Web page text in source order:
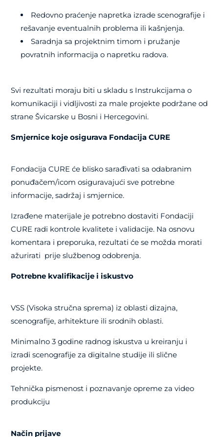
Redovno praćenje napretka izrade scenografije i
rešavanje eventualnih problema ili kašnjenja.
Saradnja sa projektnim timom i pružanje
povratnih informacija o napretku radova.
Svi rezultati moraju biti u skladu s Instrukcijama o
komunikaciji i vidljivosti za male projekte podržane od
strane Švicarske u Bosni i Hercegovini.
Smjernice koje osigurava Fondacija CURE
Fondacija CURE će blisko sarađivati sa odabranim
ponuđačem/icom osiguravajući sve potrebne
informacije, sadržaj i smjernice.
Izrađene materijale je potrebno dostaviti Fondaciji
CURE radi kontrole kvalitete i validacije. Na osnovu
komentara i preporuka, rezultati će se možda morati
ažurirati prije službenog odobrenja.
Potrebne kvalifikacije i iskustvo
VSS (Visoka stručna sprema) iz oblasti dizajna,
scenografije, arhitekture ili srodnih oblasti.
Minimalno 3 godine radnog iskustva u kreiranju i
izradi scenografije za digitalne studije ili slične
projekte.
Tehnička pismenost i poznavanje opreme za video
produkciju
Način prijave